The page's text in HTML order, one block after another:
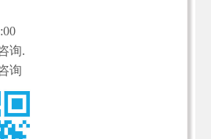
询.
询